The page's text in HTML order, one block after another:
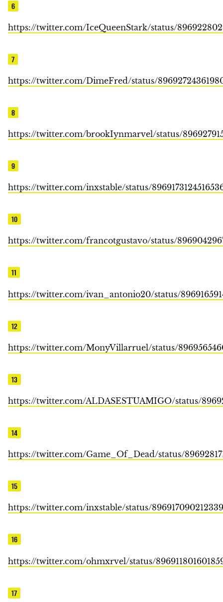
6
https://twitter.com/IceQueenStark/status/
7
https://twitter.com/DimeFred/status/
8
https://twitter.com/brookIynmarvel/status/
9
https://twitter.com/inxstable/status/
10
https://twitter.com/francotgustavo/status/
11
https://twitter.com/ivan_antonio20/status/
12
https://twitter.com/MonyVillarruel/status/
13
https://twitter.com/ALDASESTUAMIGO/status/
14
https://twitter.com/Game_Of_Dead/status/
15
https://twitter.com/inxstable/status/
16
https://twitter.com/ohmxrvel/status/
17